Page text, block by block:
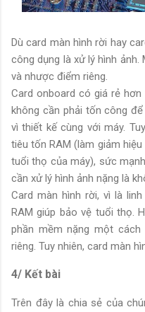
Dù card màn hình rời hay
công dụng là xử lý hình
và nhược điểm riêng.
Card onboard có giá rẻ
không cần phải tốn công
vì thiết kế cùng với máy.
tiêu tốn RAM (làm giảm
tuổi thọ của máy), sức
cần xử lý hình ảnh nặng là
Card màn hình rời, vì là
RAM giúp bảo vệ tuổi thọ.
phần mềm nặng một
riêng. Tuy nhiên, card màn
4/ Kết bài
Trên đây là chia sẻ của